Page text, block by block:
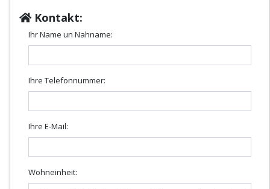
Kontakt:
Ihr Name un Nahname:
Ihre Telefonnummer:
Ihre E-Mail:
Wohneinheit: